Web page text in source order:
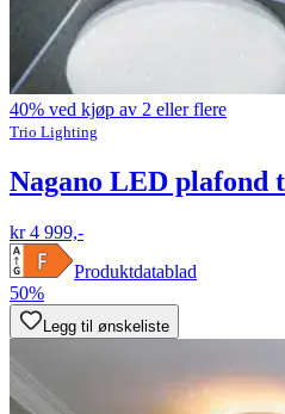
40% ved kjøp av 2 eller flere
Trio Lighting
Nagano LED plafond
kr 4 999,-
Produktdatablad
50%
Legg til ønskeliste